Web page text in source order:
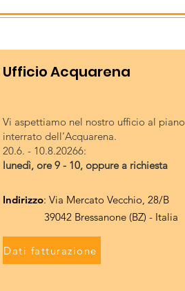
successo collettivo!
Ufficio Acquarena
Vi aspettiamo nel nostro ufficio al piano
interrato dell’Acquarena.
20.6. - 10.8.20266:
lunedì, ore 9 - 10, oppure a richiesta
Indirizzo: Via Mercato Vecchio, 28/B
39042 Bressanone (BZ) - Italia
Dati fatturazione